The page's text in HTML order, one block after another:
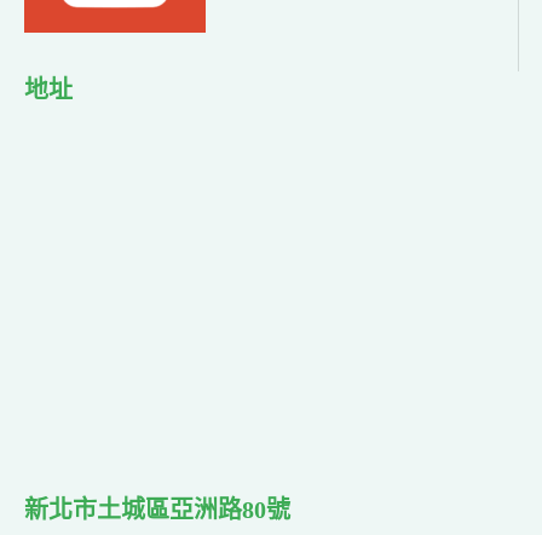
地址
新北市土城區亞洲路80號